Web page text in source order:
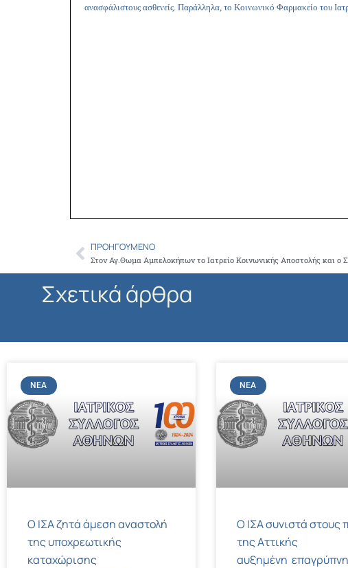
ανασφάλιστους ασθενείς. Παράλληλα, το Κοινωνικό Φαρμακείο του
Prev
ΠΡΟΗΓΟΎΜΕΝΟ
Σχετικά άρθρα
ΝΈΑ
Ο ΙΣΑ ζητά άμεση αναστολή
της υποχρεωτικής
καταχώρισης
ΝΈΑ
Ο ΙΣΑ συνιστά στους
της Αττικής
αυξημένη